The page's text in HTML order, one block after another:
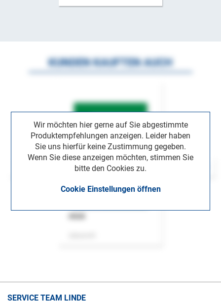
Wir möchten hier gerne auf Sie abgestimmte
Produktempfehlungen anzeigen. Leider haben
Sie uns hierfür keine Zustimmung gegeben.
Wenn Sie diese anzeigen möchten, stimmen Sie
bitte den Cookies zu.
Cookie Einstellungen öffnen
KUNDEN KAUFTEN AUCH
SERVICE TEAM LINDE